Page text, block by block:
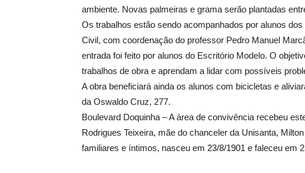
ambiente. Novas palmeiras e grama serão plantadas
Os trabalhos estão sendo acompanhados por alunos
Civil, com coordenação do professor Pedro Manuel
entrada foi feito por alunos do Escritório Modelo. O
trabalhos de obra e aprendam a lidar com possíveis
A obra beneficiará ainda os alunos com bicicletas e
da Oswaldo Cruz, 277.
Boulevard Doquinha – A área de convivência recebeu
Rodrigues Teixeira, mãe do chanceler da Unisanta,
familiares e íntimos, nasceu em 23/8/1901 e faleceu em